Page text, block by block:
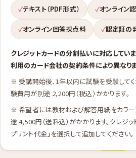
テキスト（PDF形式） オンライン
オンライン回答採点料 認定証の
クレジットカードの分割払いに対応していま
利用のカード会社の契約条件により異なりま
※ 受講開始後、1年以内に試験を受験してく
験費用が別途 2,200円（税込）かかります。
※ 希望者には教材および解答用紙をカラー
途 4,500円（送料込）がかかります。クレジ
プリント代金」を選択して追加してください。